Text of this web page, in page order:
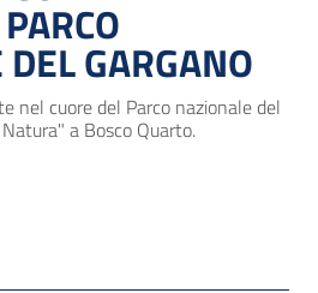
GARGANO
nel cuore del Parco nazionale del
a Bosco Quarto.